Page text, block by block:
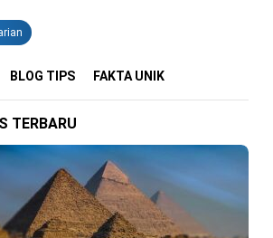
BLOG TIPS FAKTA UNIK
TERBARU